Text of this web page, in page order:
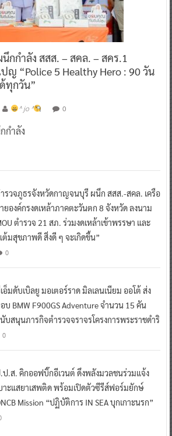
กกำลัง สสส. – สคล. – สคร.1
ญ “Police 5 Healthy Hero : 90 วัน
ทุกวัน”
^ jo ^ 0
กำลัง
รวจภูธรจังหวัดกาญจนบุรี ผนึก สสส.-สคล. เครือ
ยองค์กรงดเหล้าภาคตะวันตก 8 จังหวัด ลงนาม
ตำรวจ 21 สภ. ร่วมงดเหล้าเข้าพรรษา และ
มสุขภาพดี สิ่งดี ๆ จะเกิดขึ้น”
0
อ็มดับเบิลยู มอเตอร์ราด มิลเลนเนียม ออโต้ ส่ง
บ BMW F900GS Adventure จำนวน 15 คัน
บสนุนภารกิจตำรวจจราจรโครงการพระราชดำริ
0
ป.ส. คิกออฟบิ๊กอีเวนต์ ดึงพลังมวลชนร่วมแจ้ง
าะแสยาเสพติด พร้อมเปิดตัวซีรีส์ฟอร์มยักษ์
Mission “ปฏิบัติการ IN SEA บุกเกาะนรก”